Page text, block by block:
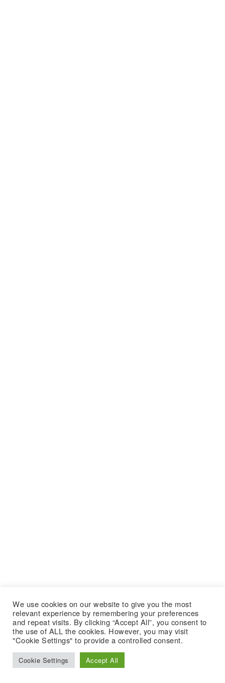
We use cookies on our website to give you the most
relevant experience by remembering your preferences
and repeat visits. By clicking “Accept All”, you consent to
the use of ALL the cookies. However, you may visit
"Cookie Settings" to provide a controlled consent.
Cookie Settings Accept All